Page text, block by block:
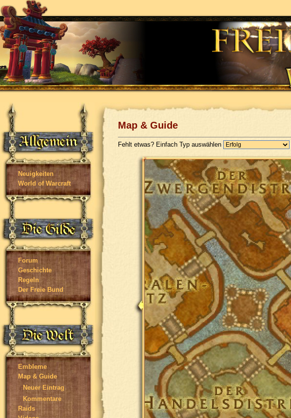
Neuigkeiten
World of Warcraft
Forum
Geschichte
Regeln
Der Freie Bund
Embleme
Map & Guide
Neuer Eintrag
Kommentare
Raids
Map & Guide
Fehlt etwas? Einfach Typ auswählen